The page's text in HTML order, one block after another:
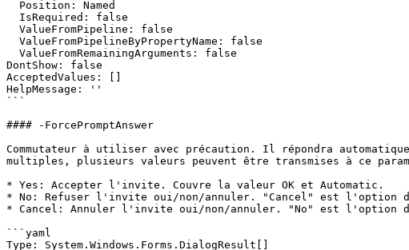
DontShow: false
AcceptedValues: []
HelpMessage: ''
```
#### -ForcePromptAnswer
Commutateur à utiliser avec précaution. Il répondra
multiples, plusieurs valeurs peuvent être transmises à ce
* Yes: Accepter l'invite. Couvre la valeur OK et Automatic.
* No: Refuser l'invite oui/non/annuler. "Cancel" est
* Cancel: Annuler l'invite oui/non/annuler. "No" est
```yaml
Type: System.Windows.Forms.DialogResult[]